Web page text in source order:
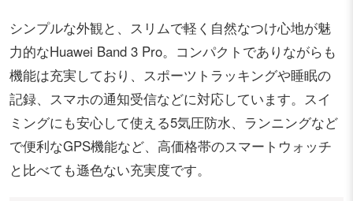
シンプルな外観と、スリムで軽く自然なつけ心地が魅
力的なHuawei Band 3 Pro。コンパクトでありながらも
機能は充実しており、スポーツトラッキングや睡眠の
記録、スマホの通知受信などに対応しています。スイ
ミングにも安心して使える5気圧防水、ランニングなど
で便利なGPS機能など、高価格帯のスマートウォッチ
と比べても遜色ない充実度です。